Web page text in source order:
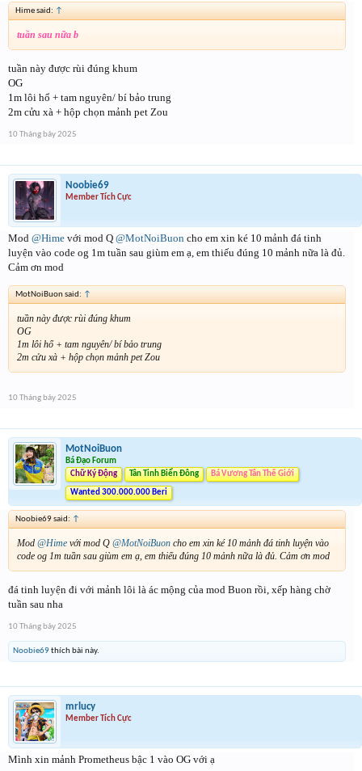
Hime said: ↑
tuần sau nữa b
tuần này được rùi đúng khum
OG
1m lôi hổ + tam nguyên/ bí bảo trung
2m cửu xà + hộp chọn mảnh pet Zou
10 Tháng bảy 2025
Noobie69
Member Tích Cực
Mod @Hime với mod Q @MotNoiBuon cho em xin ké 10 mảnh đá tinh
luyện vào code og 1m tuần sau giùm em ạ, em thiếu đúng 10 mảnh nữa là đủ.
Cảm ơn mod
MotNoiBuon said: ↑
tuần này được rùi đúng khum
OG
1m lôi hổ + tam nguyên/ bí bảo trung
2m cửu xà + hộp chọn mảnh pet Zou
10 Tháng bảy 2025
MotNoiBuon
Bá Đạo Forum
Chữ Ký Động
Tân Tinh Biển Đông Bá Vương Tân Thế Giới
Wanted 300.000.000 Beri
Noobie69 said: ↑
Mod @Hime với mod Q @MotNoiBuon cho em xin ké 10 mảnh đá tinh luyện vào
code og 1m tuần sau giùm em ạ, em thiếu đúng 10 mảnh nữa là đủ. Cảm ơn mod
đá tinh luyện đi với mảnh lôi là ác mộng của mod Buon rồi, xếp hàng chờ
tuần sau nha
10 Tháng bảy 2025
Noobie69thích bài này.
mrlucy
Member Tích Cực
Mình xin mảnh Prometheus bậc 1 vào OG với ạ